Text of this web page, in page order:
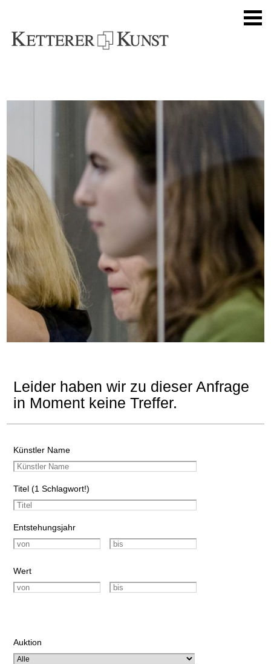
Leider haben wir zu dieser Anfrage
in Moment keine Treffer.
Künstler Name
Titel (1 Schlagwort!)
Entstehungsjahr
Wert
Auktion